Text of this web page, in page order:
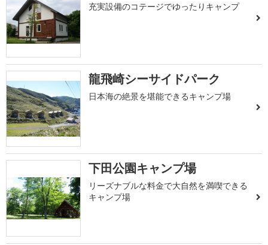
充実設備のコテージでゆったりキャンプ
龍飛崎シーサイドパーク
日本海の絶景を堪能できるキャンプ場
下田公園キャンプ場
リーズナブルな料金で大自然を満喫できる
キャンプ場